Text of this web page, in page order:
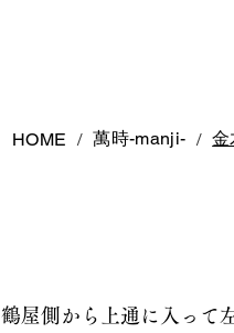
HOME / 萬時-manji- /
鶴屋側から上通に入って